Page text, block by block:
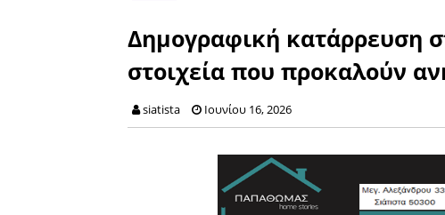
Δημογραφική κατάρρευση
στοιχεία που προκαλούν
siatista Ιουνίου 16, 2026